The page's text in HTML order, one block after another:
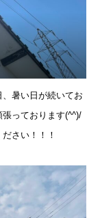
暑い日が続いてお
っております(^^)/
さい！！！